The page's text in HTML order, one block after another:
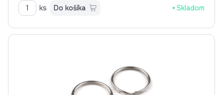
ks Do košíka Skladom